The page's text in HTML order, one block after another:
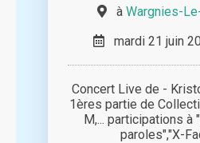
à Wargnies-
mardi 21 juin
Concert Live de -
1ères partie de
M,... participations à
paroles","X-